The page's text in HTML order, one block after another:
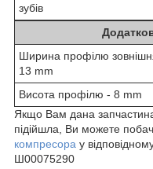
зубів
Ширина профілю
13 mm
Висота профілю - 8 mm
Якщо Вам дана
підійшла, Ви можете
компресора у
Ш00075290